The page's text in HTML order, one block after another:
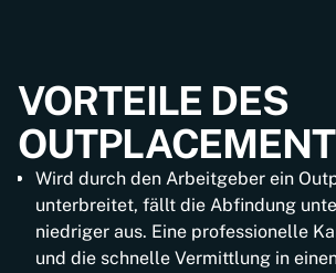
Selbsteinschätzung des Klienten
realistische Erwartungshaltung
erarbeiten mit dem Klienten
für den nächsten beruflichen Schritt.
Rhetorik- und
der Selbstpräsentation und Stärken
Selbstbewusstseins.
vertraglichen Details geprüft. Der
funktioniert in dieser Phase als
Entscheidungshelfer. Gut vorbereitet
Klient dann in die abschließenden
Vertragsverhandlungen.
VORTEILE DES
Wird durch den Arbeitgeber ein
unterbreitet, fällt die Abfindung
niedriger aus. Eine professionelle
und die schnelle Vermittlung in